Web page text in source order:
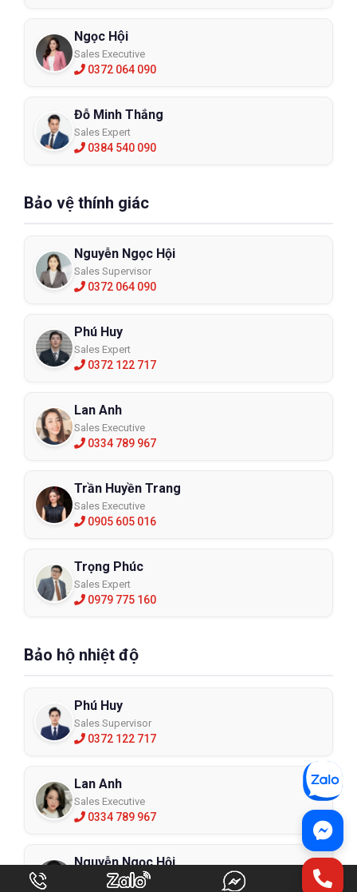
Ngọc Hội
Sales Executive
0372 064 090
Đỗ Minh Thắng
Sales Expert
0384 540 090
Bảo vệ thính giác
Nguyễn Ngọc Hội
Sales Supervisor
0372 064 090
Phú Huy
Sales Expert
0372 122 717
Lan Anh
Sales Executive
0334 789 967
Trần Huyền Trang
Sales Executive
0905 605 016
Trọng Phúc
Sales Expert
0979 775 160
Bảo hộ nhiệt độ
Phú Huy
Sales Supervisor
0372 122 717
Lan Anh
Sales Executive
0334 789 967
Nguyễn Ngọc Hội
Sales Expert